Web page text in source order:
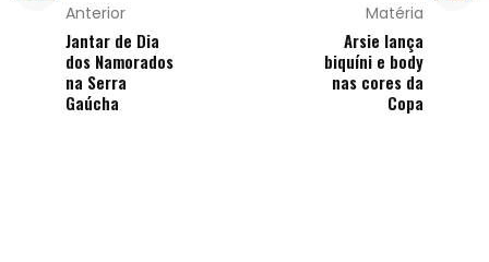
Anterior
Jantar de Dia
dos Namorados
na Serra
Gaúcha
Matéria
Arsie lança
biquíni e body
nas cores da
Copa